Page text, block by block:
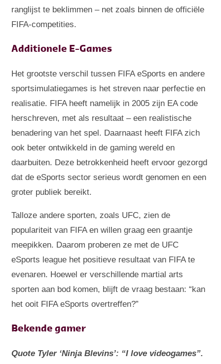
ranglijst te beklimmen – net zoals binnen de officiële
FIFA-competities.
Additionele E-Games
Het grootste verschil tussen FIFA eSports en andere
sportsimulatiegames is het streven naar perfectie en
realisatie. FIFA heeft namelijk in 2005 zijn EA code
herschreven, met als resultaat – een realistische
benadering van het spel. Daarnaast heeft FIFA zich
ook beter ontwikkeld in de gaming wereld en
daarbuiten. Deze betrokkenheid heeft ervoor gezorgd
dat de eSports sector serieus wordt genomen en een
groter publiek bereikt.
Talloze andere sporten, zoals UFC, zien de
populariteit van FIFA en willen graag een graantje
meepikken. Daarom proberen ze met de UFC
eSports league het positieve resultaat van FIFA te
evenaren. Hoewel er verschillende martial arts
sporten aan bod komen, blijft de vraag bestaan: “kan
het ooit FIFA eSports overtreffen?”
Bekende gamer
Quote Tyler ‘Ninja Blevins’: “I love videogames”.